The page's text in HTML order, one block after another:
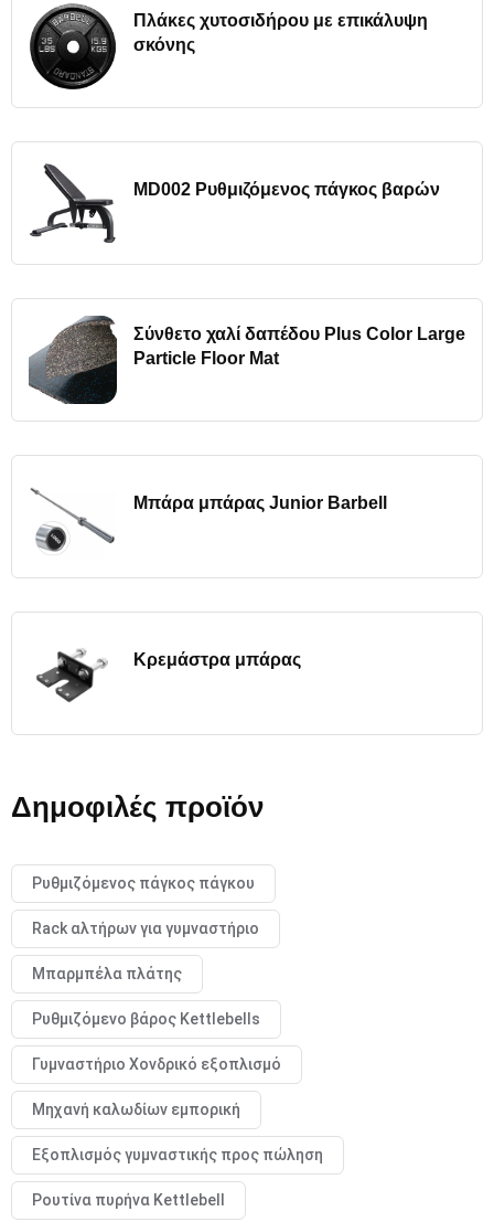
Πλάκες χυτοσιδήρου με επικάλυψη
σκόνης
MD002 Ρυθμιζόμενος πάγκος βαρών
Σύνθετο χαλί δαπέδου Plus Color Large
Particle Floor Mat
Μπάρα μπάρας Junior Barbell
Κρεμάστρα μπάρας
Δημοφιλές προϊόν
Ρυθμιζόμενος πάγκος πάγκου
Rack αλτήρων για γυμναστήριο
Μπαρμπέλα πλάτης
Ρυθμιζόμενο βάρος Kettlebells
Γυμναστήριο Χονδρικό εξοπλισμό
Μηχανή καλωδίων εμπορική
Εξοπλισμός γυμναστικής προς πώληση
Ρουτίνα πυρήνα Kettlebell